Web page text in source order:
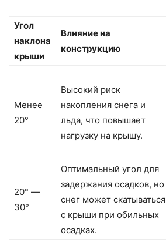
Угол
наклона
крыши
Влияние на
конструкцию
Менее
20°
Высокий риск
накопления снега и
льда, что повышает
нагрузку на крышу.
20° —
30°
Оптимальный угол для
задержания осадков, но
снег может скатываться
с крыши при обильных
осадках.